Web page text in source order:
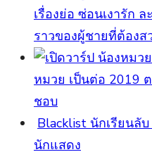
เรื่องย่อ ซ่อนเงารัก
ราวของผู้ชายที่ต้อง
หมวย เป็นต่อ 2019
ชอบ
Blacklist นักเรียนลั
นักแสดง